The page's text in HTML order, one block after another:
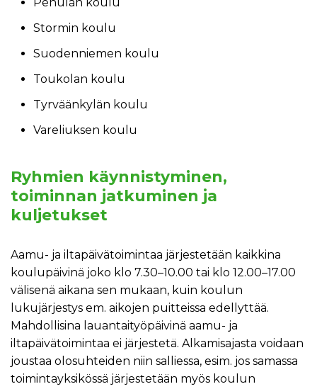
Stormin koulu
Suodenniemen koulu
Toukolan koulu
Tyrväänkylän koulu
Vareliuksen koulu
Ryhmien käynnistyminen,
toiminnan jatkuminen ja
kuljetukset
Aamu- ja iltapäivätoimintaa järjestetään kaikkina
koulupäivinä joko klo 7.30–10.00 tai klo 12.00–17.00
välisenä aikana sen mukaan, kuin koulun
lukujärjestys em. aikojen puitteissa edellyttää.
Mahdollisina lauantaityöpäivinä aamu- ja
iltapäivätoimintaa ei järjestetä. Alkamisajasta voidaan
joustaa olosuhteiden niin salliessa, esim. jos samassa
toimintayksikössä järjestetään myös koulun